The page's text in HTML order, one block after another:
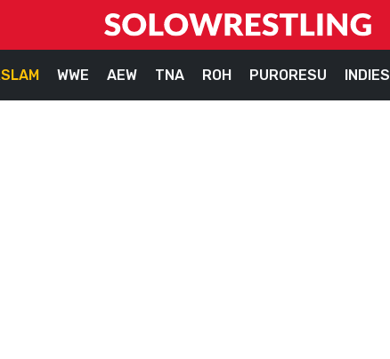
WWE AEW TNA ROH PURORESU INDIES